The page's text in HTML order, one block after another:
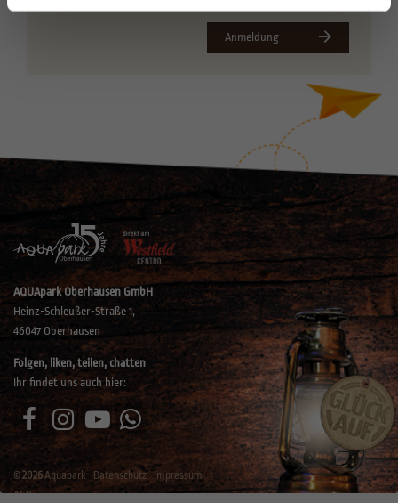
Anmeldung
AQUApark Oberhausen GmbH
Heinz-Schleußer-Straße 1,
46047 Oberhausen
©2026Aquapark Datenschutz
Impressum
AGB
Folgen, liken, teilen, chatten
Ihr findet uns auch hier: